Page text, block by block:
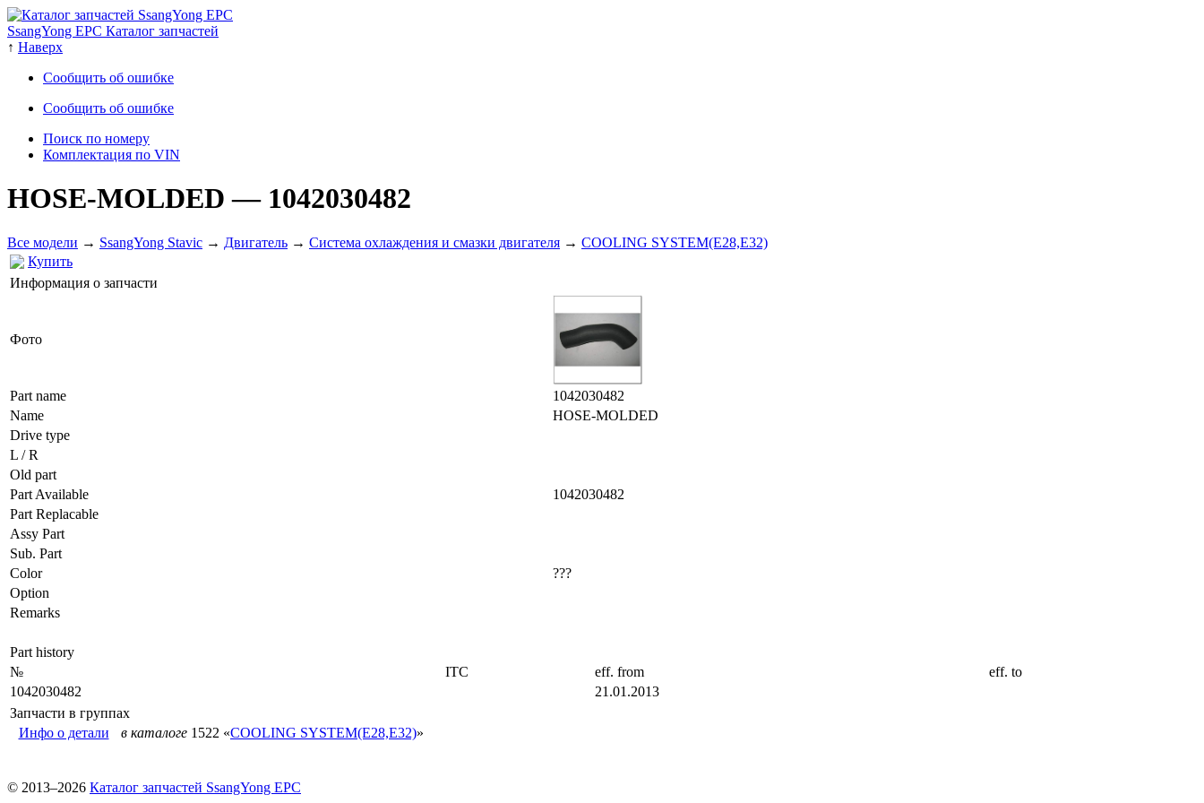
SsangYong EPC Каталог запчастей
↑ Наверх
Сообщить об ошибке
Сообщить об ошибке
Поиск по номеру
Комплектация по VIN
HOSE-MOLDED— 1042030482
Все модели → SsangYong Stavic → Двигатель → Система охлаждения и смазки двигателя → COOLING SYSTEM(E28,E32)
Купить
Информация о запчасти
Фото
Part name
1042030482
Name
HOSE-MOLDED
Drive type
L / R
Old part
Part Available
1042030482
Part Replacable
Assy Part
Sub. Part
Color
???
Option
Remarks
Part history
№
ITC eff. from
eff. to
1042030482
21.01.2013
Запчасти в группах
Инфо о детали
в каталоге 1522 «COOLING SYSTEM(E28,E32)»
© 2013–2026 Каталог запчастей SsangYong EPC